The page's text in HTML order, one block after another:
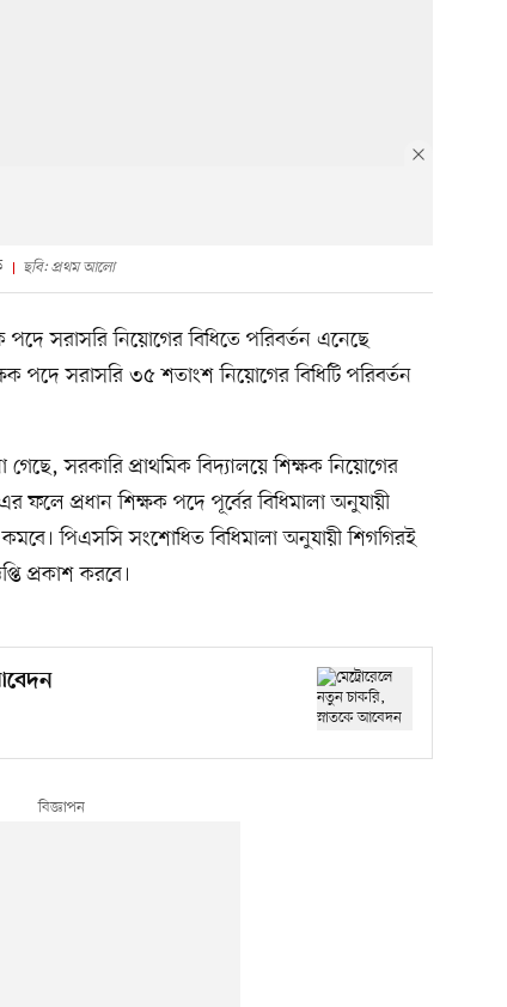
ছবি: প্রথম আলো
পদে সরাসরি নিয়োগের বিধিতে পরিবর্তন এনেছে
পদে সরাসরি ৩৫ শতাংশ নিয়োগের বিধিটি পরিবর্তন
সরকারি প্রাথমিক বিদ্যালয়ে শিক্ষক নিয়োগের
প্রধান শিক্ষক পদে পূর্বের বিধিমালা অনুযায়ী
পিএসসি সংশোধিত বিধিমালা অনুযায়ী শিগগিরই
প্রকাশ করবে।